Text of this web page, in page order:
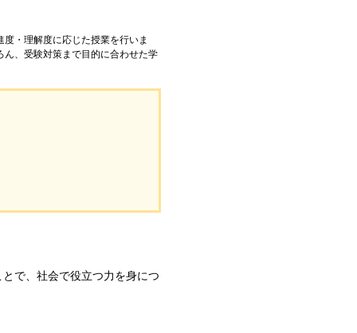
度・理解度に応じた授業を行いま
ん、受験対策まで目的に合わせた学
で、社会で役立つ力を身につ